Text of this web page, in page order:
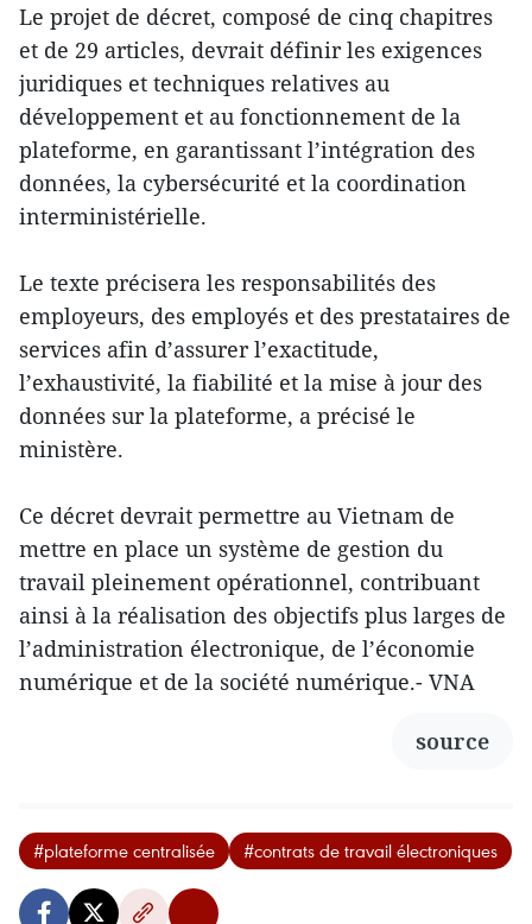
Le projet de décret, composé de cinq chapitres
et de 29 articles, devrait définir les exigences
juridiques et techniques relatives au
développement et au fonctionnement de la
plateforme, en garantissant l’intégration des
données, la cybersécurité et la coordination
interministérielle.
Le texte précisera les responsabilités des
employeurs, des employés et des prestataires de
services afin d’assurer l’exactitude,
l’exhaustivité, la fiabilité et la mise à jour des
données sur la plateforme, a précisé le
ministère.
Ce décret devrait permettre au Vietnam de
mettre en place un système de gestion du
travail pleinement opérationnel, contribuant
ainsi à la réalisation des objectifs plus larges de
l’administration électronique, de l’économie
numérique et de la société numérique.- VNA
source
#plateforme centralisée #contrats de travail électroniques